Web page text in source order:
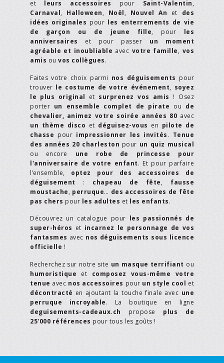
et leurs accessoires pour Saint-Valentin,
Carnaval, Halloween, Noël, Nouvel An et des
idées originales pour les enterrements de vie
de garçon ou de jeune fille, pour les
anniversaires et pour passer un moment
agréable et inoubliable avec votre famille, vos
amis ou vos collègues.
Faites votre choix parmi nos déguisements pour
trouver le costume de votre événement, soyez
le plus original et surprenez vos amis ! Osez
porter un ensemble complet de pirate ou de
chevalier, animez votre soirée années 80 avec
un thème disco et déguisez-vous en pilote de
chasse pour impressionner les invités. Tenue
des années 20 charleston pour un quiz musical
ou encore une robe de princesse pour
l'anniversaire de votre enfant. Et pour parfaire
l’ensemble, optez pour des accessoires de
déguisement : chapeau de fête, fausse
moustache, perruque… des accessoires de fête
pas chers pour les adultes et les enfants.
Découvrez un catalogue pour les passionnés de
super-héros et incarnez le personnage de vos
fantasmes avec nos déguisements sous licence
officielle !
Recherchez sur notre site un masque terrifiant ou
humoristique et composez vous-même votre
tenue avec nos accessoires pour un style cool et
décontracté en ajoutant la touche finale avec une
perruque incroyable. La boutique en ligne
deguisements-cadeaux.ch propose plus de
25'000 références pour tous les goûts !